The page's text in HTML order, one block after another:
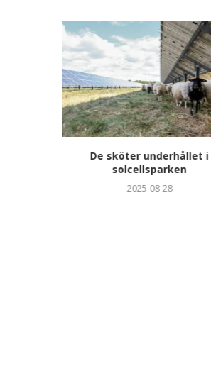
De sköter underhållet i
solcellsparken
2025-08-28